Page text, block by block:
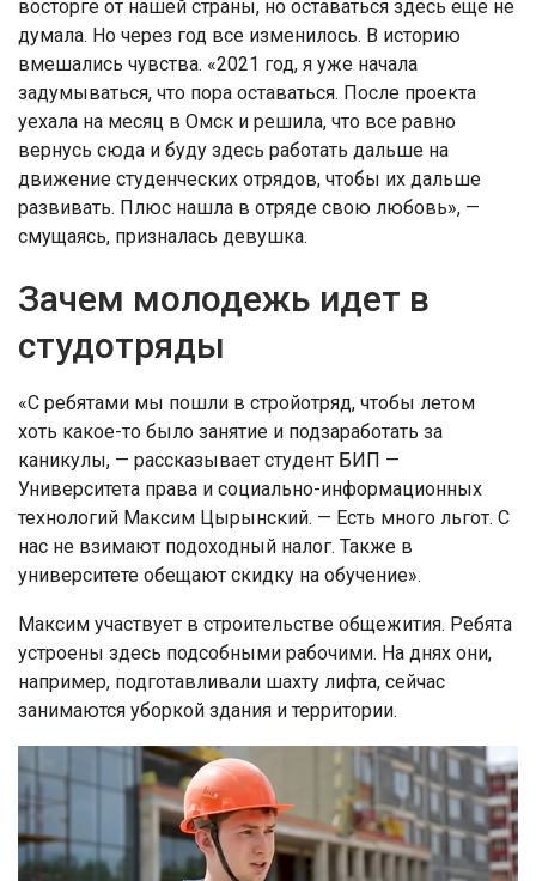
восторге от нашей страны, но оставаться здесь еще не
думала. Но через год все изменилось. В историю
вмешались чувства. «2021 год, я уже начала
задумываться, что пора оставаться. После проекта
уехала на месяц в Омск и решила, что все равно
вернусь сюда и буду здесь работать дальше на
движение студенческих отрядов, чтобы их дальше
развивать. Плюс нашла в отряде свою любовь», —
смущаясь, призналась девушка.
Зачем молодежь идет в
студотряды
«С ребятами мы пошли в стройотряд, чтобы летом
хоть какое-то было занятие и подзаработать за
каникулы, — рассказывает студент БИП —
Университета права и социально-информационных
технологий Максим Цырынский. — Есть много льгот. С
нас не взимают подоходный налог. Также в
университете обещают скидку на обучение».
Максим участвует в строительстве общежития. Ребята
устроены здесь подсобными рабочими. На днях они,
например, подготавливали шахту лифта, сейчас
занимаются уборкой здания и территории.